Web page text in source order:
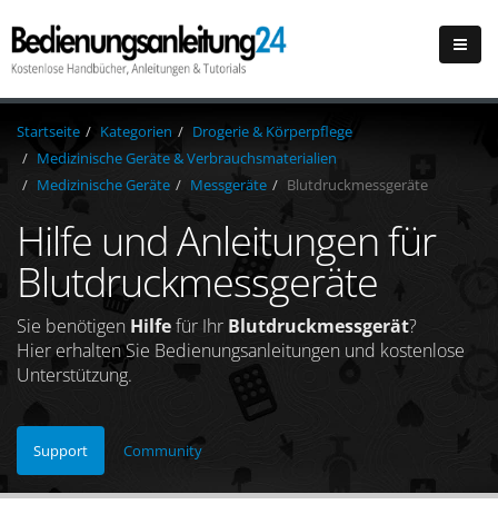
Startseite Kategorien
Drogerie & Körperpflege
Medizinische Geräte & Verbrauchsmaterialien
Medizinische Geräte
Messgeräte Blutdruckmessgeräte
Hilfe und Anleitungen für
Blutdruckmessgeräte
Sie benötigen Hilfefür Ihr Blutdruckmessgerät?
Hier erhalten Sie Bedienungsanleitungen und kostenlose
Unterstützung.
Support Community